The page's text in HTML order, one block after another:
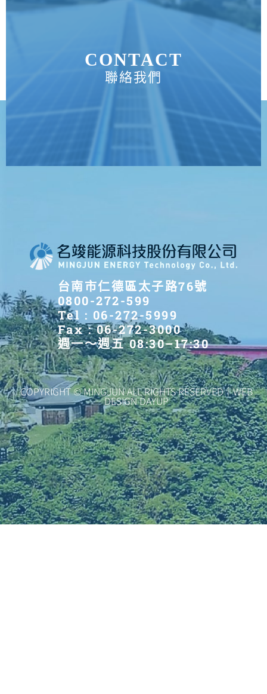
CONTACT
聯絡我們
台南市仁德區太子路76號
0800-272-599
Tel : 06-272-5999
Fax : 06-272-3000
週一～週五 08:30–17:30
COPYRIGHT © MINGJUN ALL RIGHTS RESERVED｜WEB
DESIGN DAYUP